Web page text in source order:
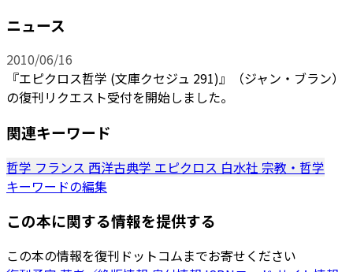
ニュース
2010/06/16
『エピクロス哲学 (文庫クセジュ 291)』（ジャン・ブラン）
の復刊リクエスト受付を開始しました。
関連キーワード
哲学 フランス 西洋古典学 エピクロス 白水社 宗教・哲学
キーワードの編集
この本に関する情報を提供する
この本の情報を復刊ドットコムまでお寄せください